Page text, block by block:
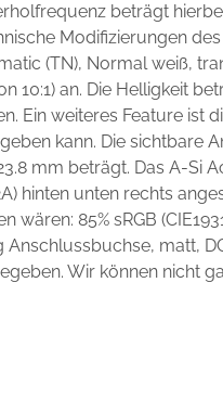
beträgt
Modifizierungen
(TN), Normal weiß,
10:1) an. Die Helligkeit
Ein weiteres Feature ist
kann. Die sichtbare
mm beträgt. Das A-Si
hinten unten rechts
85% sRGB
matt,
Wir können nicht